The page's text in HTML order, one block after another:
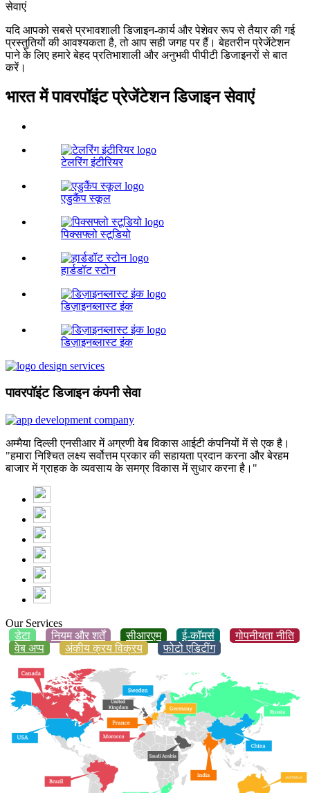
सेवाएं
यदि आपको सबसे प्रभावशाली डिजाइन-कार्य और पेशेवर रूप से तैयार की गई
प्रस्तुतियों की आवश्यकता है, तो आप सही जगह पर हैं। बेहतरीन प्रेजेंटेशन
पाने के लिए हमारे बेहद प्रतिभाशाली और अनुभवी पीपीटी डिजाइनरों से बात
करें।
भारत में पावरपॉइंट प्रेजेंटेशन डिजाइन सेवाएं
टेलरिंग इंटीरियर
एडुकैंप स्कूल
पिक्सफ्लो स्टूडियो
हार्डडॉट स्टोन
डिज़ाइनब्लास्ट इंक
डिज़ाइनब्लास्ट इंक
पावरपॉइंट डिजाइन कंपनी सेवा
अम्मैया दिल्ली एनसीआर में अग्रणी वेब विकास आईटी कंपनियों में से एक है।
"हमारा निश्चित लक्ष्य सर्वोत्तम प्रकार की सहायता प्रदान करना और बेरहम
बाजार में ग्राहक के व्यवसाय के समग्र विकास में सुधार करना है।"
Our Services
डेटा
नियम और शर्तें सीआरएम ई-कॉमर्स
गोपनीयता नीति
वेब अप्प
अंकीय क्रय विक्रय फोटो एडिटींग